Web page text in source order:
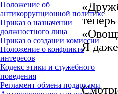
Положение об
антикоррупционной политике
Приказ о назначении
должностного лица
Приказ о создании комиссии
Положение о конфликте
интересов
Кодекс этики и служебного
поведения
Регламент обмена подарками
Я